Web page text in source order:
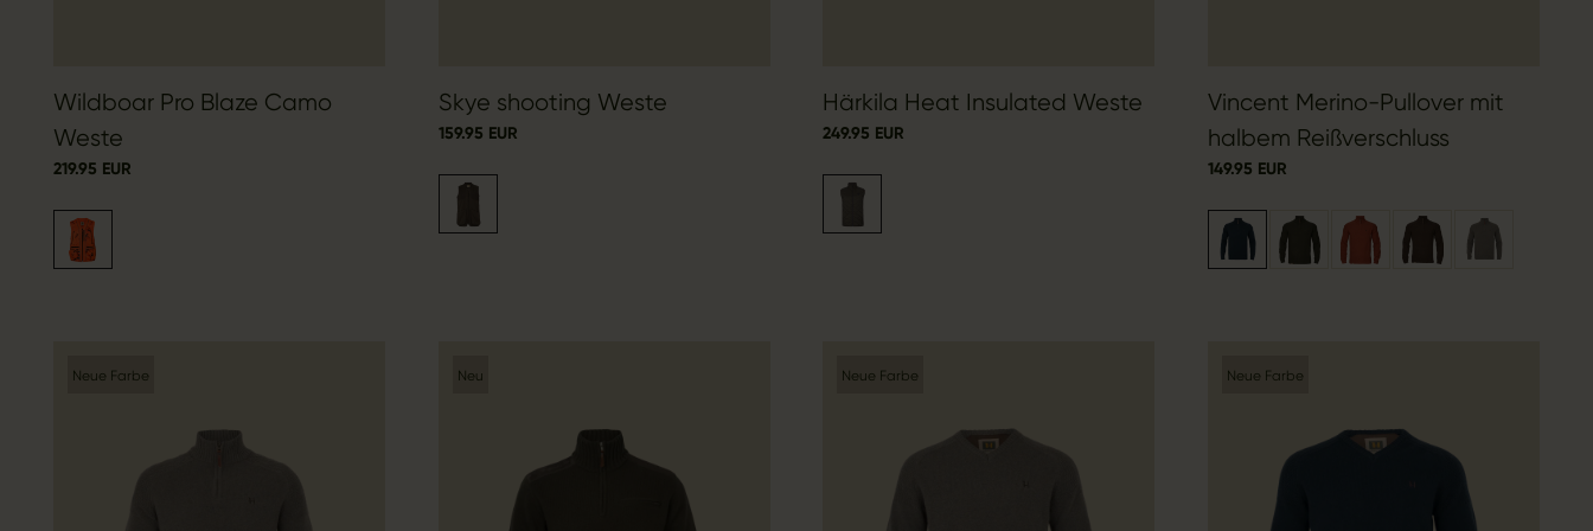
Wildboar Pro Blaze Camo
Weste
219.95 EUR
Skye shooting Weste
159.95 EUR
Härkila Heat Insulated Weste
249.95 EUR
Vincent Merino-Pullover mit
halbem Reißverschluss
149.95 EUR
Neue Farbe Neu Neue Farbe Neue Farbe